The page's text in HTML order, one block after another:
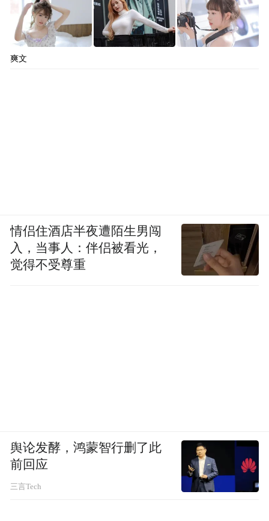
爽文
情侣住酒店半夜遭陌生男闯
入，当事人：伴侣被看光，
觉得不受尊重
舆论发酵，鸿蒙智行删了此
前回应
三言Tech